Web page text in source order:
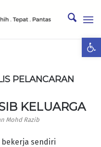
PELANCARAN
KELUARGA
Mohd Razib
sendiri